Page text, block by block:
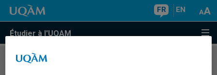
FR EN
Étudier à l'UQAM
COURS//